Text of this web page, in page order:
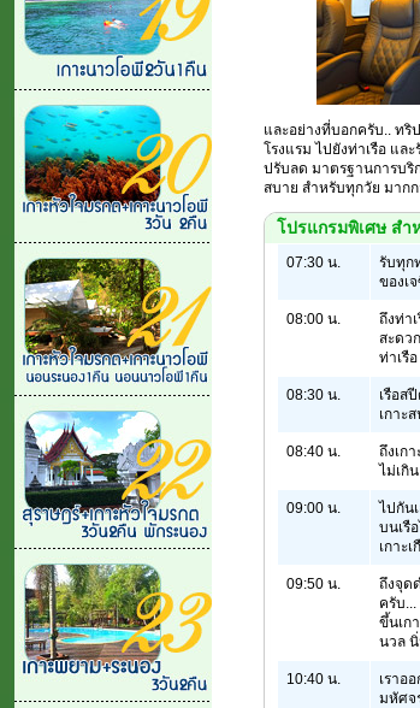
และอย่างที่บอกครับ.. ทริ
โรงแรม ไปยังท่าเรือ แล
ปรับลด มาตรฐานการบริ
สบาย สำหรับทุกวัย มากก
โปรแกรมพิเศษ ส
07:30 น.
รับทุก
ของเ
08:00 น.
ถึงท่า
สะดว
ท่าเรื
08:30 น.
เรือส
เกาะ
08:40 น.
ถึงเก
ไม่เกิ
09:00 น.
ไปกัน
บนเรื
เกาะ
09:50 น.
ถึงจุด
ครับ
ขึ้นเก
นวล นิ่
10:40 น.
เราอ
มหัศจ